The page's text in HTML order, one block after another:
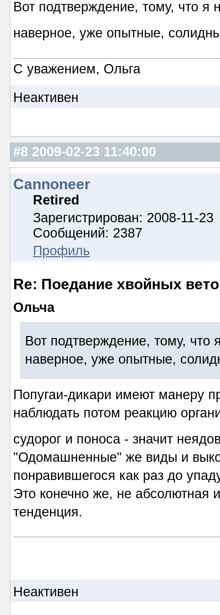
Вот подтверждение, тому, что
наверное, уже опытные,
С уважением, Ольга
Неактивен
#8 2009-02-23 11:40:00
Cannoneer
Retired
Зарегистрирован: 2008-11-23
Сообщений: 2387
Профиль
Re: Поедание хвойных
Ольча
Вот подтверждение, тому,
наверное, уже опытные,
Попугаи-дикари имеют манеру
наблюдать потом реакцию
судорог и поноса - значит
"Одомашненные" же виды и
понравившегося как раз до
Это конечно же, не абсолютная
тенденция.
Неактивен